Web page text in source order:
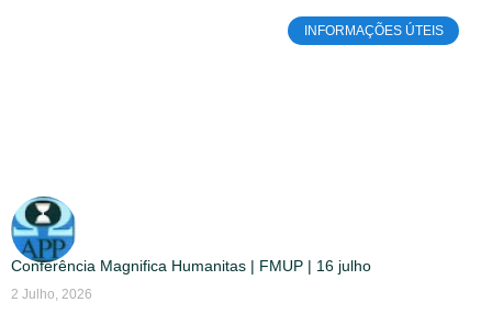
INFORMAÇÕES ÚTEIS
Conferência Magnifica Humanitas | FMUP | 16 julho
2 Julho, 2026